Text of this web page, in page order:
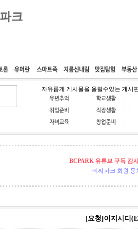
속도패치 웹호스팅 공동구매
자유롭게 게시물을 올릴수있는 게시
BCPARK 유튜브 구독 감
비씨파크 회원 뭉
[요청]이지시디